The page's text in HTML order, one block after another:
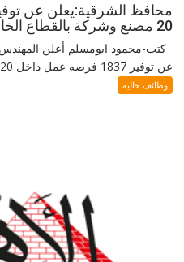
20 مصنع وشركة بالقطاع الخاص
كتب-محمود ابومسلم أعلن
عن توفير 1837 فرصه عمل داخل 20...
وظائف خالية